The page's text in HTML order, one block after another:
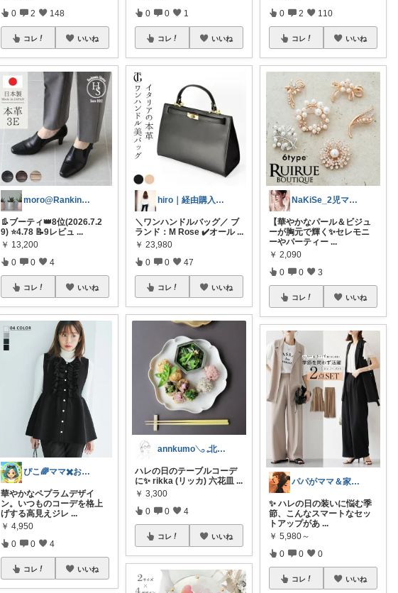
0 2 148
コレ いいね
moro@Ranking ROOM
👢ブーティ👑8位(2026.7.2
9) ⭐4.78 📝9レビュ ...
￥ 13,200
0 0 4
コレ いいね
ぴこ🌈ママ✖️お洒落✖️お得
華やかなペプラムデザイ
ン。いつものコーデを格上
げする高見えジレ ...
￥ 4,950
0 0 4
コレ いいね
0 0 1
コレ いいね
hiro｜経由購入ありがとうございます✨
＼ワンハンドルバッグ／ ブ
ランド：M Rose ✔️オール ...
￥ 23,980
0 0 47
コレ いいね
annkumo𓂅 𓈒北欧ゆるミニマル
ハレの日のテーブルコーデ
に✨ rikka (リッカ) 六花皿...
￥ 3,300
0 0 4
コレ いいね
0 2 110
コレ いいね
NaKiSe_2児ママ🌸訪問感謝です
【華やかなパール＆ビジュ
ーが胸元で輝く✨セレモニ
ーやパーティー ...
￥ 2,090
0 0 3
コレ いいね
パパがママ＆家族の笑顔の為に選ぶ品😆
✨ ハレの日の装いに悩む季
節、こんなスマートなセッ
トアップがあ ...
￥ 5,980～
0 0 0
コレ いいね